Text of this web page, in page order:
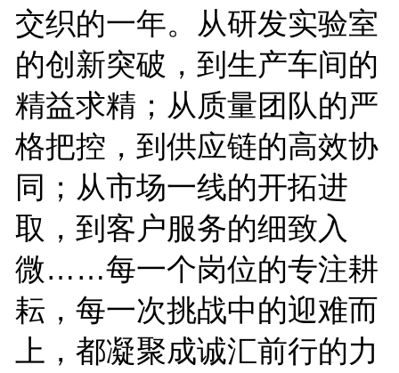
交织的一年。从研发实验室
的创新突破，到生产车间的
精益求精；从质量团队的严
格把控，到供应链的高效协
同；从市场一线的开拓进
取，到客户服务的细致入
微……每一个岗位的专注耕
耘，每一次挑战中的迎难而
上，都凝聚成诚汇前行的力